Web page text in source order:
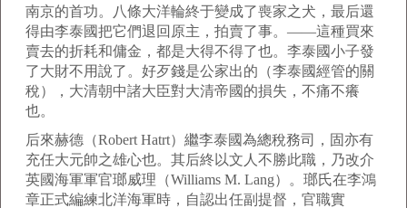
南京的首功。八條大洋輪終于變成了喪家之犬，最后還
得由李泰國把它們退回原主，拍賣了事。——這種買來
賣去的折耗和傭金，都是大得不得了也。李泰國小子發
了大財不用說了。好歹錢是公家出的（李泰國經管的關
稅），大清朝中諸大臣對大清帝國的損失，不痛不癢
也。
后來赫德（Robert Hatrt）繼李泰國為總稅務司，固亦有
充任大元帥之雄心也。其后終以文人不勝此職，乃改介
英國海軍軍官瑯威理（Williams M. Lang）。瑯氏在李鴻
章正式編練北洋海軍時，自認出任副提督，官職實